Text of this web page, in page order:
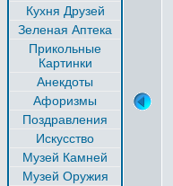
Кухня Друзей
Зеленая Аптека
Прикольные
Картинки
Анекдоты
Афоризмы
Поздравления
Искусство
Музей Камней
Музей Оружия